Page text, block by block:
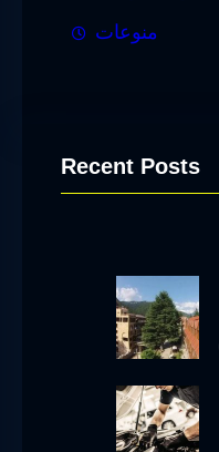
منوعات
Recent Posts